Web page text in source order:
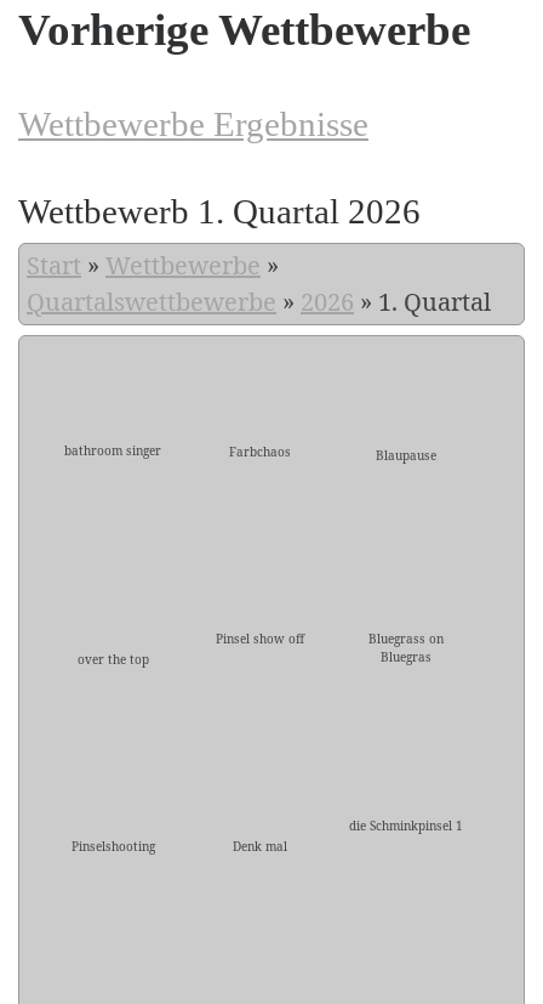
Vorherige Wettbewerbe
Wettbewerbe Ergebnisse
Wettbewerb 1. Quartal 2026
Start » Wettbewerbe »
Quartalswettbewerbe » 2026 » 1. Quartal
bathroom singer Farbchaos Blaupause
over the top
Pinsel show off
Bluegrass on
Bluegras
Pinselshooting Denk mal
die Schminkpinsel 1